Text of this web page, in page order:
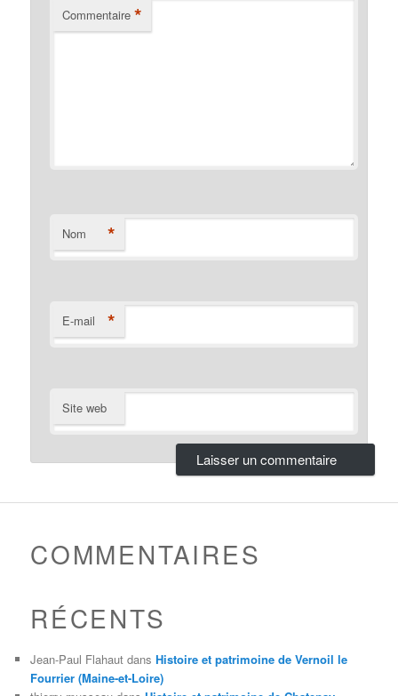
Commentaire *
Nom *
E-mail *
Site web
COMMENTAIRES
RÉCENTS
Jean-Paul Flahaut dansHistoire et patrimoine de Vernoil le
Fourrier (Maine-et-Loire)